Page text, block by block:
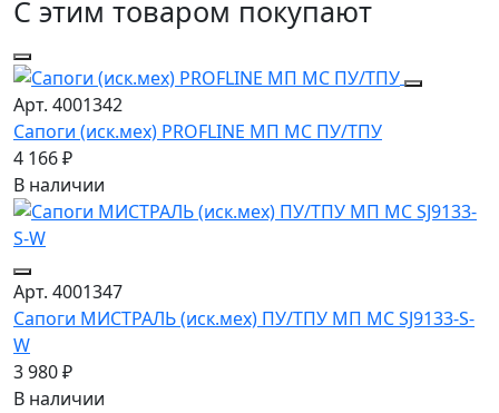
С этим товаром покупают
Арт. 4001342
Сапоги (иск.мех) PROFLINE МП МС ПУ/ТПУ
4 166 ₽
В наличии
Арт. 4001347
Сапоги МИСТРАЛЬ (иск.мех) ПУ/ТПУ МП МС SJ9133-S-
W
3 980 ₽
В наличии